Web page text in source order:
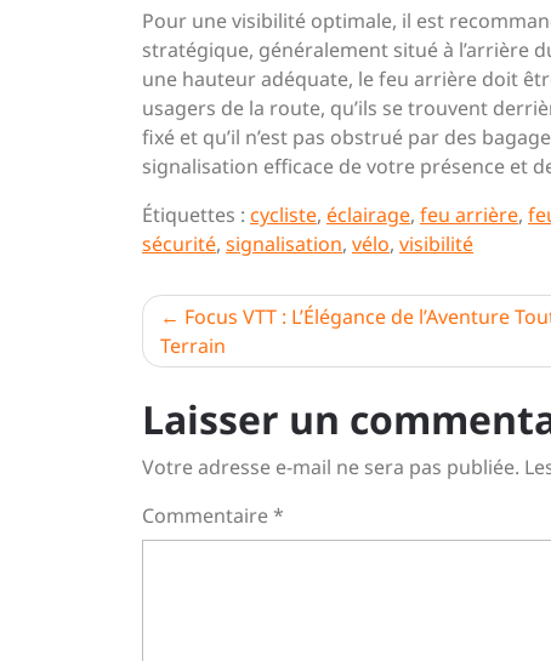
Pour une visibilité optimale, il est
stratégique, généralement situé à l’arrière
une hauteur adéquate, le feu arrière doit
usagers de la route, qu’ils se trouvent
fixé et qu’il n’est pas obstrué par des
signalisation efficace de votre présence et
Étiquettes : cycliste, éclairage, feu arrière,
sécurité, signalisation, vélo, visibilité
Navigation
de
l’article
Focus VTT : L’Élégance de l’Aventure
Terrain
Laisser un
Votre adresse e-mail ne sera pas publiée.
Commentaire*